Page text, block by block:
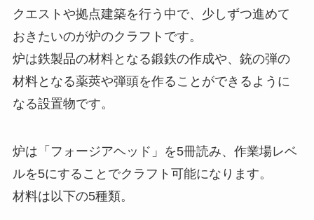
クエストや拠点建築を行う中で、 少しずつ進めて
おきたいのが炉のクラフトです。
炉は鉄製品の材料となる鍛鉄の作成や、銃の弾の
材料となる薬莢や弾頭を作ることができるように
なる設置物です。
炉は 「フォージアヘッド」を5冊読み、 作業場レベ
ルを5にすることでクラフト可能になります。
材料は以下の5種類。